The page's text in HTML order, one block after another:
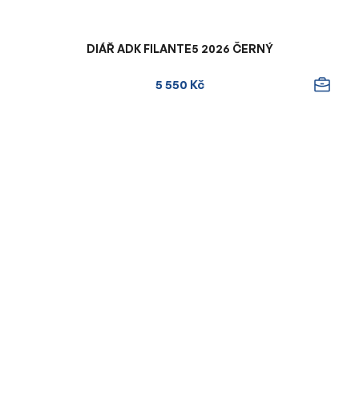
DIÁŘ ADK FILANTE5 2026 ČERNÝ
5 550 Kč